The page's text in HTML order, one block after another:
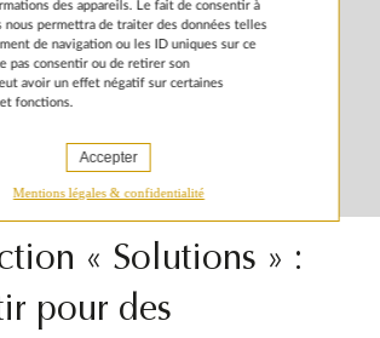
des appareils. Le fait de consentir à
nous permettra de traiter des données telles
de navigation ou les ID uniques sur ce
pas consentir ou de retirer son
avoir un effet négatif sur certaines
fonctions.
Accepter
Mentions légales & confidentialité
« Solutions » :
pour des